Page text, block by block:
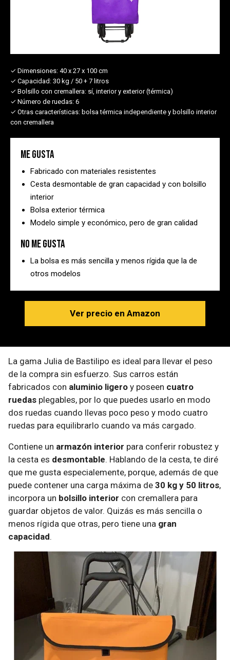
✓ Dimensiones: 40 x 27 x 100 cm
✓ Capacidad: 30 kg / 50 + 7 litros
✓ Bolsillo con cremallera: sí, interior y exterior (térmica)
✓ Número de ruedas: 6
✓ Otras características: bolsa térmica independiente y bolsillo interior
con cremallera
Me gusta
Fabricado con materiales resistentes
Cesta desmontable de gran capacidad y con bolsillo
interior
Bolsa exterior térmica
Modelo simple y económico, pero de gran calidad
No me gusta
La bolsa es más sencilla y menos rígida que la de
otros modelos
Ver precio en Amazon
La gama Julia de Bastilipo es ideal para llevar el peso
de la compra sin esfuerzo. Sus carros están
fabricados con aluminio ligero y poseen cuatro
ruedas plegables, por lo que puedes usarlo en modo
dos ruedas cuando llevas poco peso y modo cuatro
ruedas para equilibrarlo cuando va más cargado.
Contiene un armazón interior para conferir robustez y
la cesta es desmontable. Hablando de la cesta, te diré
que me gusta especialemente, porque, además de que
puede contener una carga máxima de 30 kg y 50 litros,
incorpora un bolsillo interior con cremallera para
guardar objetos de valor. Quizás es más sencilla o
menos rígida que otras, pero tiene una gran
capacidad.